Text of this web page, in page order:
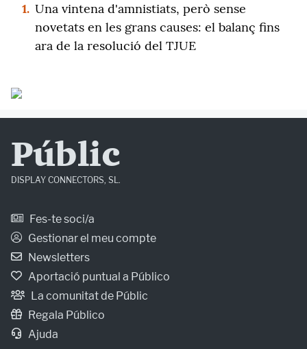
1. Una vintena d'amnistiats, però sense
novetats en les grans causes: el balanç fins
ara de la resolució del TJUE
Públic
DISPLAY CONNECTORS, SL.
Fes-te soci/a
Gestionar el meu compte
Newsletters
Aportació puntual a Público
La comunitat de Públic
Regala Público
Ajuda